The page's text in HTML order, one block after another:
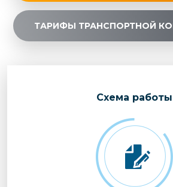
ТАРИФЫ ТРАНСПОРТНОЙ
Cхема работы